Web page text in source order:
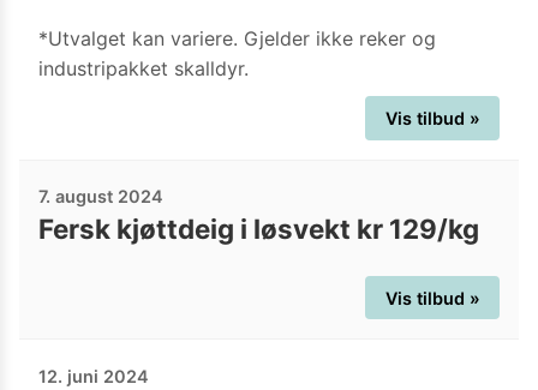
*Utvalget kan variere. Gjelder ikke reker og
industripakket skalldyr.
Vis tilbud »
7. august 2024
Fersk kjøttdeig i løsvekt kr 129/kg
Vis tilbud »
12. juni 2024